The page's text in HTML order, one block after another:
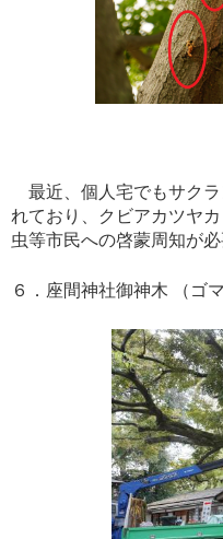
最近、個人宅でもサクラ
れており、クビアカツヤ
虫等市民への啓蒙周知が必
６．座間神社御神木 （ゴ